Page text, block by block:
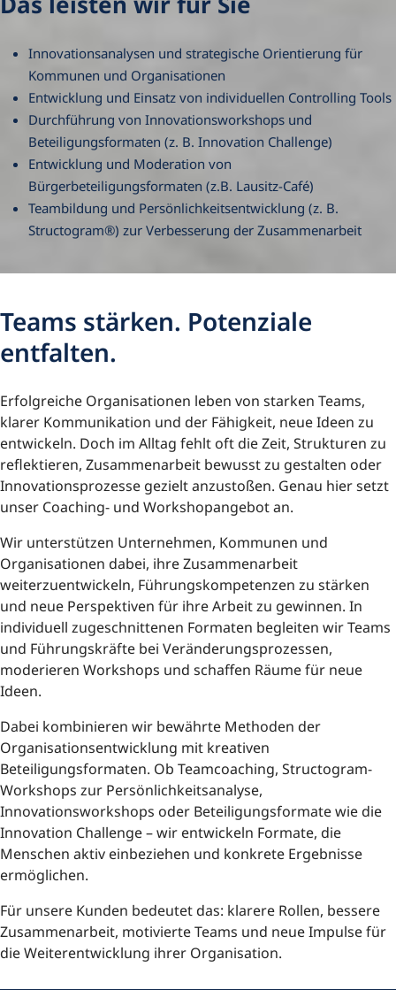
Innovationsanalysen und strategische Orientierung für
Kommunen und Organisationen
Entwicklung und Einsatz von individuellen Controlling Tools
Durchführung von Innovationsworkshops und
Beteiligungsformaten (z. B. Innovation Challenge)
Entwicklung und Moderation von
Bürgerbeteiligungsformaten (z.B. Lausitz-Café)
Teambildung und Persönlichkeitsentwicklung (z. B.
Structogram®) zur Verbesserung der Zusammenarbeit
Teams stärken. Potenziale
entfalten.
Erfolgreiche Organisationen leben von starken Teams,
klarer Kommunikation und der Fähigkeit, neue Ideen zu
entwickeln. Doch im Alltag fehlt oft die Zeit, Strukturen zu
reflektieren, Zusammenarbeit bewusst zu gestalten oder
Innovationsprozesse gezielt anzustoßen. Genau hier setzt
unser Coaching- und Workshopangebot an.
Wir unterstützen Unternehmen, Kommunen und
Organisationen dabei, ihre Zusammenarbeit
weiterzuentwickeln, Führungskompetenzen zu stärken
und neue Perspektiven für ihre Arbeit zu gewinnen. In
individuell zugeschnittenen Formaten begleiten wir Teams
und Führungskräfte bei Veränderungsprozessen,
moderieren Workshops und schaffen Räume für neue
Ideen.
Dabei kombinieren wir bewährte Methoden der
Organisationsentwicklung mit kreativen
Beteiligungsformaten. Ob Teamcoaching, Structogram-
Workshops zur Persönlichkeitsanalyse,
Innovationsworkshops oder Beteiligungsformate wie die
Innovation Challenge – wir entwickeln Formate, die
Menschen aktiv einbeziehen und konkrete Ergebnisse
ermöglichen.
Für unsere Kunden bedeutet das: klarere Rollen, bessere
Zusammenarbeit, motivierte Teams und neue Impulse für
die Weiterentwicklung ihrer Organisation.